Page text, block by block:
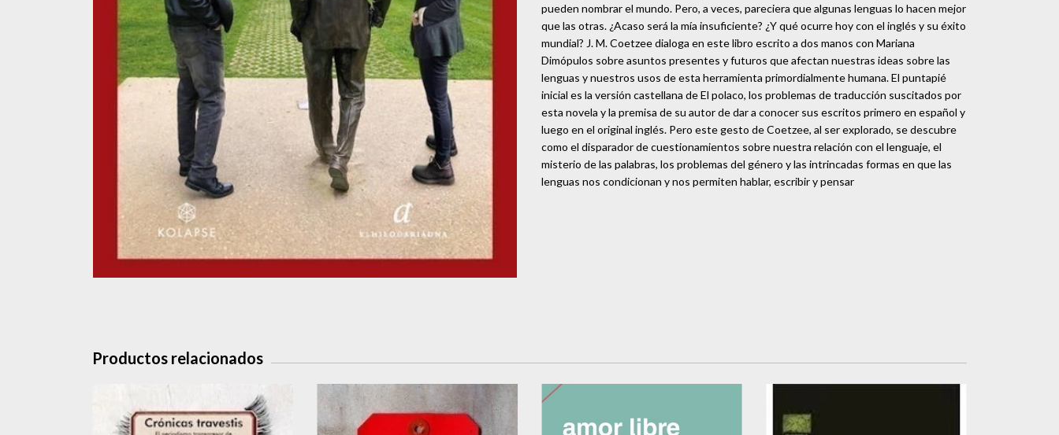
pueden nombrar el mundo. Pero, a veces, pareciera que algunas lenguas lo hacen mejor
que las otras. ¿Acaso será la mía insuficiente? ¿Y qué ocurre hoy con el inglés y su éxito
mundial? J. M. Coetzee dialoga en este libro escrito a dos manos con Mariana
Dimópulos sobre asuntos presentes y futuros que afectan nuestras ideas sobre las
lenguas y nuestros usos de esta herramienta primordialmente humana. El puntapié
inicial es la versión castellana de El polaco, los problemas de traducción suscitados por
esta novela y la premisa de su autor de dar a conocer sus escritos primero en español y
luego en el original inglés. Pero este gesto de Coetzee, al ser explorado, se descubre
como el disparador de cuestionamientos sobre nuestra relación con el lenguaje, el
misterio de las palabras, los problemas del género y las intrincadas formas en que las
lenguas nos condicionan y nos permiten hablar, escribir y pensar
Productos relacionados